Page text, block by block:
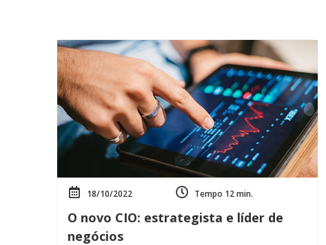
18/10/2022 Tempo 12 min.
O novo CIO: estrategista e líder de
negócios